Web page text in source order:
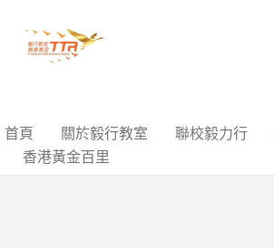
首頁 關於毅行教室 聯校毅力行
香港黃金百里